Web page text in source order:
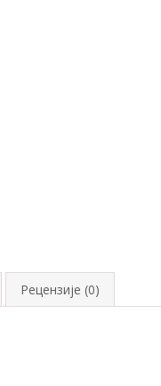
Рецензије (0)